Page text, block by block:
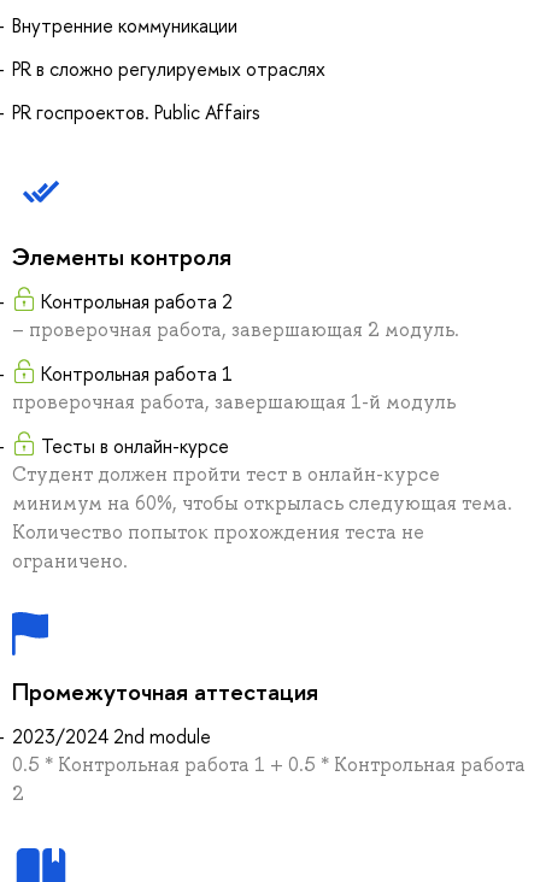
Внутренние коммуникации
PR в сложно регулируемых отраслях
PR госпроектов. Public Affairs
Элементы контроля
Контрольная работа 2
– проверочная работа, завершающая 2 модуль.
Контрольная работа 1
проверочная работа, завершающая 1-й модуль
Тесты в онлайн-курсе
Студент должен пройти тест в онлайн-курсе
минимум на 60%, чтобы открылась следующая тема.
Количество попыток прохождения теста не
ограничено.
Промежуточная аттестация
2023/2024 2nd module
0.5 * Контрольная работа 1 + 0.5 * Контрольная работа
2